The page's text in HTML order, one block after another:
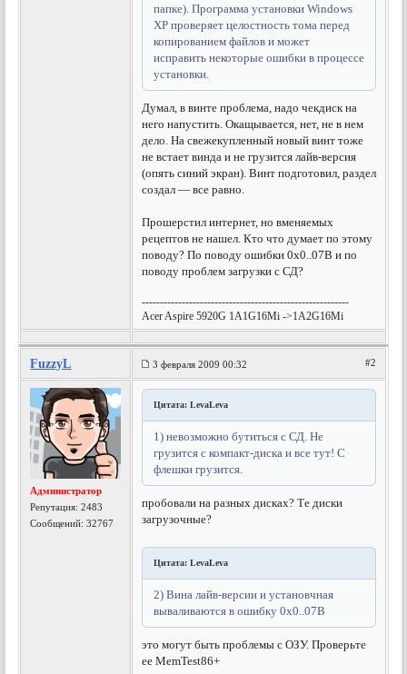
папке). Программа установки Windows
XP проверяет целостность тома перед
копированием файлов и может
исправить некоторые ошибки в процессе
установки.
Думал, в винте проблема, надо чекдиск на
него напустить. Окащывается, нет, не в нем
дело. На свежекупленный новый винт тоже
не встает винда и не грузится лайв-версия
(опять синий экран). Винт подготовил, раздел
создал — все равно.
Прошерстил интернет, но вменяемых
рецептов не нашел. Кто что думает по этому
поводу? По поводу ошибки 0х0..07B и по
поводу проблем загрузки с СД?
---------------------------------------------------------
Acer Aspire 5920G 1A1G16Mi ->1A2G16Mi
FuzzyL 3 февраля 2009 00:32 #2
Администратор
Репутация:2483
Сообщений: 32767
Цитата: LevaLeva
1) невозможно бутиться с СД. Не
грузится с компакт-диска и все тут! С
флешки грузится.
пробовали на разных дисках? Те диски
загрузочные?
Цитата: LevaLeva
2) Вина лайв-версии и установчная
вываливаются в ошибку 0х0..07B
это могут быть проблемы с ОЗУ. Проверьте
ее MemTest86+